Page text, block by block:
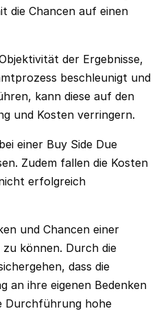
die Chancen auf einen
der Ergebnisse,
beschleunigt und
kann diese auf den
und Kosten verringern.
einer Buy Side Due
Zudem fallen die Kosten
erfolgreich
und Chancen einer
können. Durch die
dass die
an ihre eigenen Bedenken
Durchführung hohe